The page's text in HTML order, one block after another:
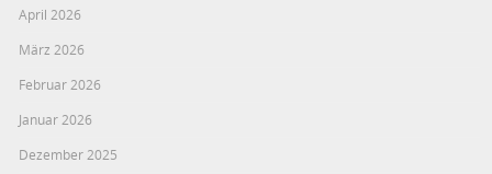
April 2026
März 2026
Februar 2026
Januar 2026
Dezember 2025